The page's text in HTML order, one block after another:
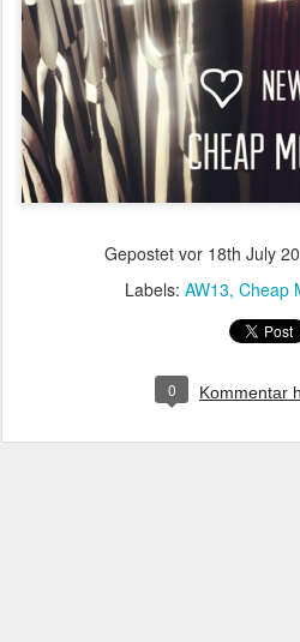
Gepostet vor 18th July
Labels: AW13 Cheap
0 Kommentar